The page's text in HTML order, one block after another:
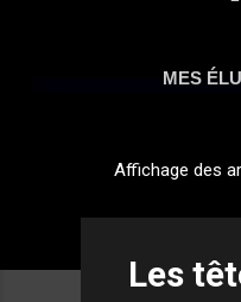
MES
r
Affichage des
Les